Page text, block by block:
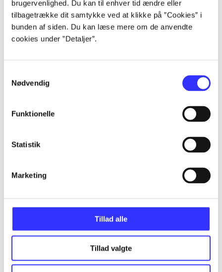
brugervenlighed. Du kan til enhver tid ændre eller
tilbagetrække dit samtykke ved at klikke på ”Cookies” i
bunden af siden. Du kan læse mere om de anvendte
cookies under ”Detaljer”.
Nødvendig
Funktionelle
Statistik
Marketing
Tillad alle
Tillad valgte
Artikler
Alle registrerede artikler fordelt på udgivelser
...
...
...
...